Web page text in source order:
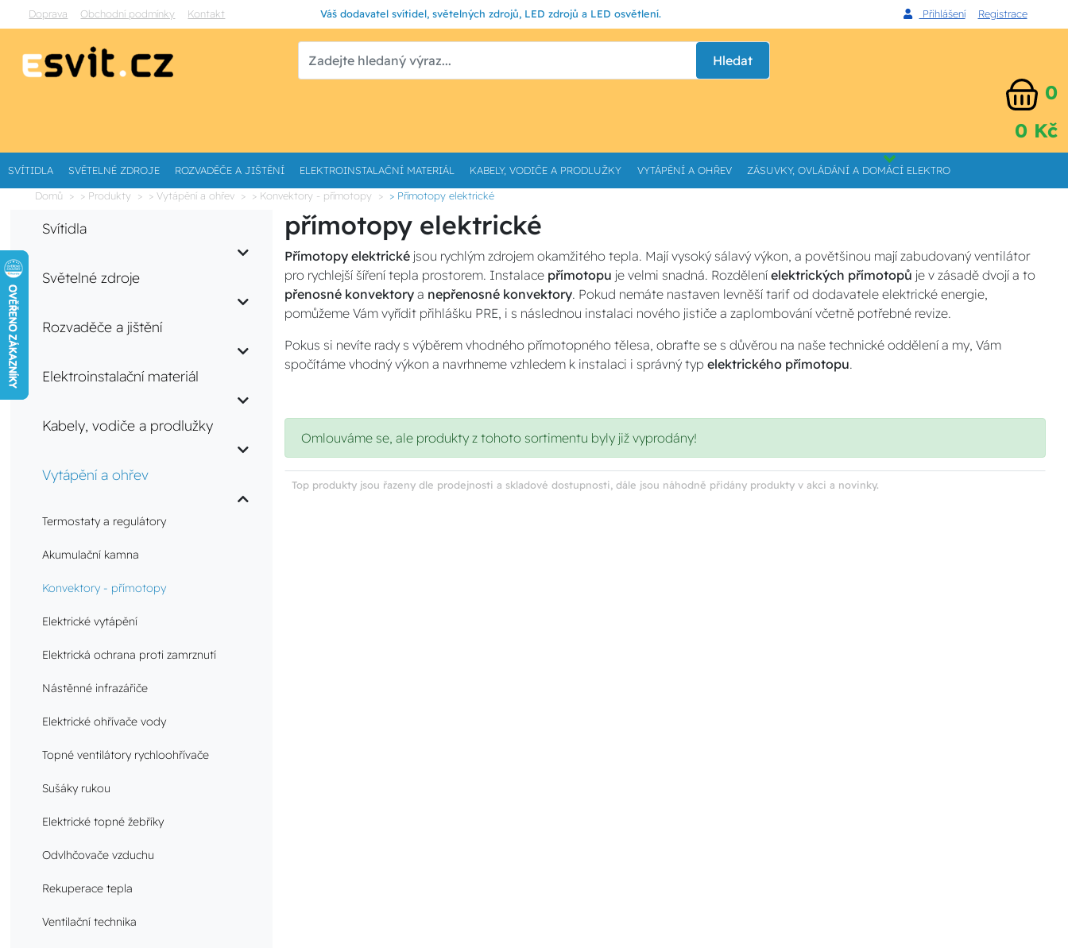
Doprava Obchodní podmínky Kontakt Váš dodavatel svítidel, světelných zdrojů, LED zdrojů a LED osvětlení. Přihlášení Registrace
Hledat
0
0 Kč
SVÍTIDLA SVĚTELNÉ ZDROJE ROZVADĚČE A JIŠTĚNÍ ELEKTROINSTALAČNÍ MATERIÁL KABELY, VODIČE A PRODLUŽKY VYTÁPĚNÍ A OHŘEV ZÁSUVKY, OVLÁDÁNÍ A DOMÁCÍ ELEKTRO
Domů > Produkty > Vytápění a ohřev > Konvektory - přímotopy > Přímotopy elektrické
Svítidla
Světelné zdroje
Rozvaděče a jištění
Elektroinstalační materiál
Kabely, vodiče a prodlužky
Vytápění a ohřev
Termostaty a regulátory
Akumulační kamna
Konvektory - přímotopy
Elektrické vytápění
Elektrická ochrana proti zamrznutí
Nástěnné infrazářiče
Elektrické ohřívače vody
Topné ventilátory rychloohřívače
Sušáky rukou
Elektrické topné žebříky
Odvlhčovače vzduchu
Rekuperace tepla
Ventilační technika
přímotopy elektrické
Přímotopy elektrickéjsou rychlým zdrojem okamžitého tepla. Mají vysoký sálavý výkon, a povětšinou mají zabudovaný ventilátor
pro rychlejší šíření tepla prostorem. Instalace přímotopu je velmi snadná. Rozdělení elektrických přímotopů je v zásadě dvojí a to
přenosné konvektorya nepřenosné konvektory. Pokud nemáte nastaven levněší tarif od dodavatele elektrické energie,
pomůžeme Vám vyřídit přihlášku PRE, i s následnou instalaci nového jističe a zaplombování včetně potřebné revize.
Pokus si nevíte rady s výběrem vhodného přímotopného tělesa, obraťte se s důvěrou na naše technické oddělení a my, Vám
spočítáme vhodný výkon a navrhneme vzhledem k instalaci i správný typ elektrického přímotopu.
Omlouváme se, ale produkty z tohoto sortimentu byly již vyprodány!
Top produkty jsou řazeny dle prodejnosti a skladové dostupnosti, dále jsou náhodně přidány produkty v akci a novinky.